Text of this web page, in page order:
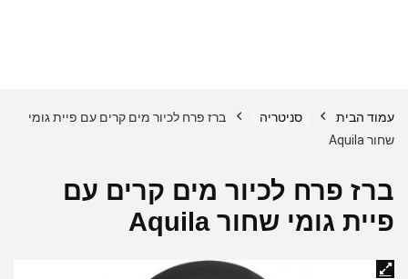
עמוד הבית סניטריה
ברז פרח לכיור מים קרים עם פיית גומי
שחור Aquila
ברז פרח לכיור מים קרים עם
פיית גומי שחור Aquila